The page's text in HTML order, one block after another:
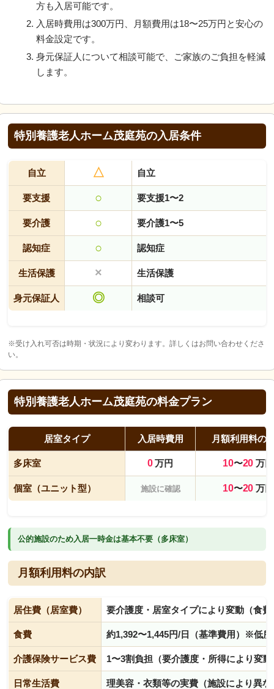
方も入居可能です。
入居時費用は300万円、月額費用は18〜25万円と安心の
料金設定です。
身元保証人について相談可能で、ご家族のご負担を軽減
します。
特別養護老人ホーム茂庭苑の入居条件
自立 △ 自立
要支援 ○ 要支援1〜2
要介護 ○ 要介護1〜5
認知症 ○ 認知症
生活保護 × 生活保護
身元保証人 ◎ 相談可
※受け入れ可否は時期・状況により変わります。詳しくはお問い合わせくださ
い。
特別養護老人ホーム茂庭苑の料金プラン
居室タイプ 入居時費用 月額利用料の
多床室 0万円 10〜20万円
個室（ユニット型） 施設に確認 10〜20万円
公的施設のため入居一時金は基本不要（多床室）
月額利用料の内訳
居住費（居室費） 要介護度・居室タイプにより変動（食
食費 約1,392〜1,445円/日（基準費用）※低
介護保険サービス費 1〜3割負担（要介護度・所得により変動
日常生活費 理美容・衣類等の実費（施設により異な